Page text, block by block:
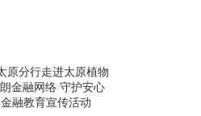
原分行走进太原植物
金融网络 守护安心
融教育宣传活动